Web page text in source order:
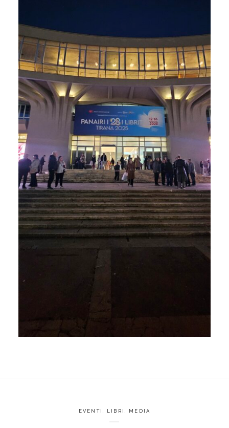
EVENTI LIBRI MEDIA